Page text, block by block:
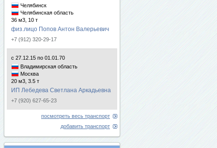
Челябинск
Челябинская область
36 м3, 10 т
физ.лицо Попов Антон Валерьевич
+7 (912) 320-29-17
с 27.12.15 по 01.01.70
Владимирская область
Москва
20 м3, 3.5 т
ИП Лебедева Светлана Аркадьевна
+7 (920) 627-65-23
посмотреть весь транспорт
добавить транспорт